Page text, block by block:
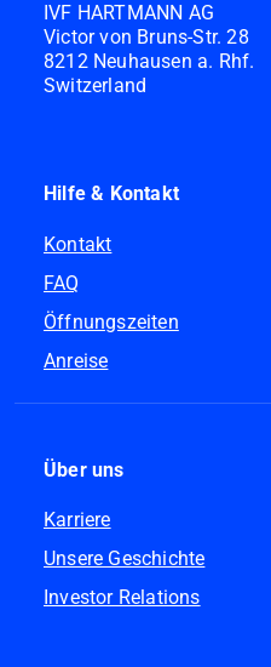
IVF HARTMANN AG
Victor von Bruns-Str. 28
8212 Neuhausen a. Rhf.
Switzerland
Hilfe & Kontakt
Kontakt
FAQ
Öffnungszeiten
Anreise
Über uns
Karriere
Unsere Geschichte
Investor Relations